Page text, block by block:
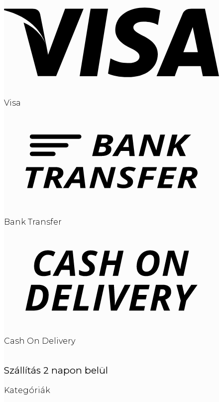
Visa
Bank Transfer
Cash On Delivery
Szállítás 2 napon belül
Kategóriák